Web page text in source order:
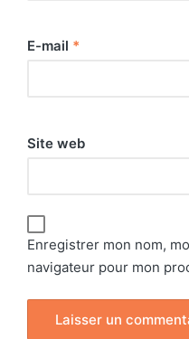
E-mail *
Site web
Enregistrer mon nom,
navigateur pour mon